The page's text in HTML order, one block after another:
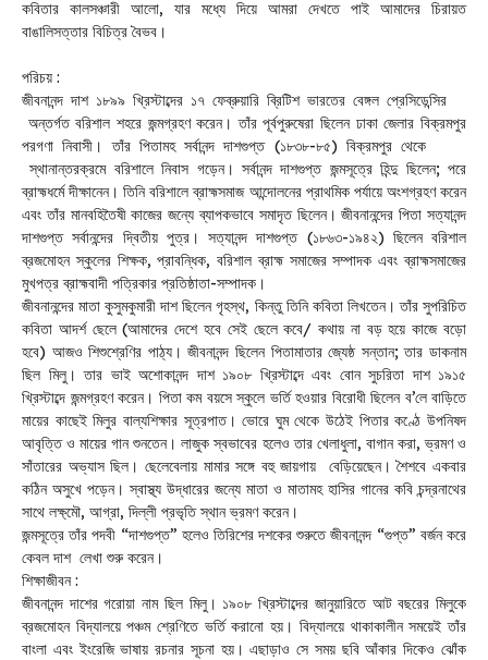
কবিতার কালসঞ্চারী আলো, যার মধ্যে দিয়ে আমরা দেখতে পাই আমাদের চিরায়ত
বাঙালিসত্তার বিচিত্র বৈভব।
পরিচয় :
জীবনানন্দ দাশ ১৮৯৯ খ্রিস্টাব্দের ১৭ ফেব্রুয়ারি ব্রিটিশ ভারতের বেঙ্গল প্রেসিডেন্সির
অন্তর্গত বরিশাল শহরে জন্মগ্রহণ করেন। তাঁর পূর্বপুরুষেরা ছিলেন ঢাকা জেলার বিক্রমপুর
পরগণা নিবাসী। তাঁর পিতামহ সর্বানন্দ দাশগুপ্ত (১৮৩৮-৮৫) বিক্রমপুর থেকে
স্থানান্তরক্রমে বরিশালে নিবাস গড়েন। সর্বানন্দ দাশগুপ্ত জন্মসূত্রে হিন্দু ছিলেন; পরে
ব্রাহ্মধর্মে দীক্ষানেন। তিনি বরিশালে ব্রাহ্মসমাজ আন্দোলনের প্রাথমিক পর্যায়ে অংশগ্রহণ করেন
এবং তাঁর মানবহিতৈষী কাজের জন্যে ব্যাপকভাবে সমাদৃত ছিলেন। জীবনানন্দের পিতা সত্যানন্দ
দাশগুপ্ত সর্বানন্দের দ্বিতীয় পুত্র। সত্যানন্দ দাশগুপ্ত (১৮৬৩-১৯৪২) ছিলেন বরিশাল
ব্রজমোহন স্কুলের শিক্ষক, প্রাবন্ধিক, বরিশাল ব্রাহ্ম সমাজের সম্পাদক এবং ব্রাহ্মসমাজের
মুখপত্র ব্রাহ্মবাদী পত্রিকার প্রতিষ্ঠাতা-সম্পাদক।
জীবনানন্দের মাতা কুসুমকুমারী দাশ ছিলেন গৃহস্থ, কিন্তু তিনি কবিতা লিখতেন। তাঁর সুপরিচিত
কবিতা আদর্শ ছেলে (আমাদের দেশে হবে সেই ছেলে কবে/ কথায় না বড় হয়ে কাজে বড়ো
হবে) আজও শিশুশ্রেণির পাঠ্য। জীবনানন্দ ছিলেন পিতামাতার জ্যেষ্ঠ সন্তান; তার ডাকনাম
ছিল মিলু। তার ভাই অশোকানন্দ দাশ ১৯০৮ খ্রিস্টাব্দে এবং বোন সুচরিতা দাশ ১৯১৫
খ্রিস্টাব্দে জন্মগ্রহণ করেন। পিতা কম বয়সে স্কুলে ভর্তি হওয়ার বিরোধী ছিলেন ব’লে বাড়িতে
মায়ের কাছেই মিলুর বাল্যশিক্ষার সূত্রপাত। ভোরে ঘুম থেকে উঠেই পিতার কণ্ঠে উপনিষদ
আবৃত্তি ও মায়ের গান শুনতেন। লাজুক স্বভাবের হলেও তার খেলাধুলা, বাগান করা, ভ্রমণ ও
সাঁতারের অভ্যাস ছিল। ছেলেবেলায় মামার সঙ্গে বহু জায়গায় বেড়িয়েছেন। শৈশবে একবার
কঠিন অসুখে পড়েন। স্বাস্থ্য উদ্ধারের জন্যে মাতা ও মাতামহ হাসির গানের কবি চন্দ্রনাথের
সাথে লক্ষ্মৌ, আগ্রা, দিল্লী প্রভৃতি স্থান ভ্রমণ করেন।
জন্মসূত্রে তাঁর পদবী “দাশগুপ্ত” হলেও তিরিশের দশকের শুরুতে জীবনানন্দ “গুপ্ত” বর্জন করে
কেবল দাশ লেখা শুরু করেন।
শিক্ষাজীবন :
জীবনানন্দ দাশের গরোয়া নাম ছিল মিলু। ১৯০৮ খ্রিস্টাব্দের জানুয়ারিতে আট বছরের মিলুকে
ব্রজমোহন বিদ্যালয়ে পঞ্চম শ্রেণিতে ভর্তি করানো হয়। বিদ্যালয়ে থাকাকালীন সময়েই তাঁর
বাংলা এবং ইংরেজি ভাষায় রচনার সূচনা হয়। এছাড়াও সে সময় ছবি আঁকার দিকেও ঝোঁক